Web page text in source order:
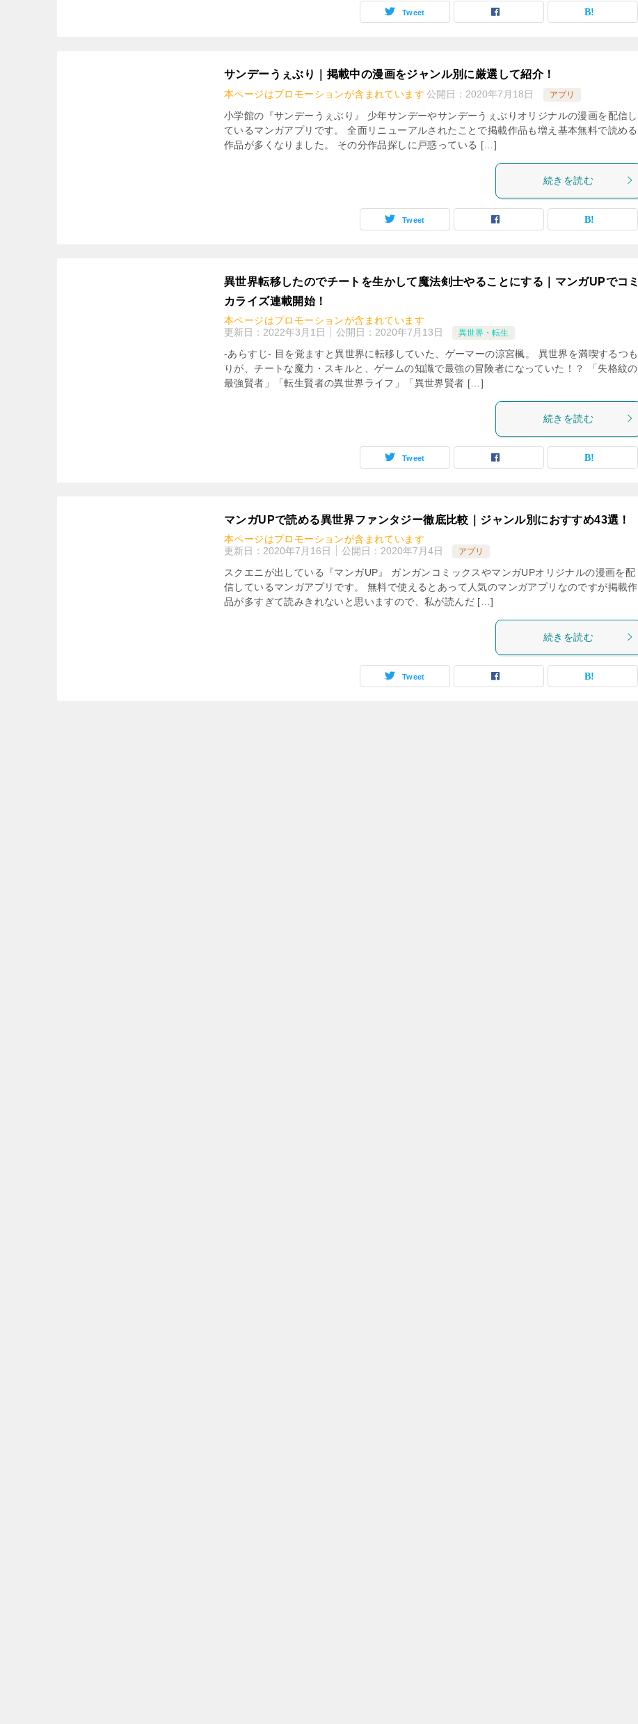
Tweet
サンデーうぇぶり｜掲載中の漫画をジャンル別に厳選して紹介！
本ページはプロモーションが含まれています 公開日： 2020年7月18日 アプリ
小学館の『サンデーうぇぶり』 少年サンデーやサンデーうぇぶりオリジナルの漫画を配信し
ているマンガアプリです。 全面リニューアルされたことで掲載作品も増え基本無料で読める
作品が多くなりました。 その分作品探しに戸惑っている […]
続きを読む
Tweet
異世界転移したのでチートを生かして魔法剣士やることにする｜マンガUPでコミ
カライズ連載開始！
本ページはプロモーションが含まれています
更新日： 2022年3月1日 公開日： 2020年7月13日 異世界・転生
-あらすじ- 目を覚ますと異世界に転移していた、ゲーマーの涼宮楓。 異世界を満喫するつも
りが、チートな魔力・スキルと、ゲームの知識で最強の冒険者になっていた！？ 「失格紋の
最強賢者」「転生賢者の異世界ライフ」「異世界賢者 […]
続きを読む
Tweet
マンガUPで読める異世界ファンタジー徹底比較｜ジャンル別におすすめ43選！
本ページはプロモーションが含まれています
更新日： 2020年7月16日 公開日： 2020年7月4日 アプリ
スクエニが出している『マンガUP』 ガンガンコミックスやマンガUPオリジナルの漫画を配
信しているマンガアプリです。 無料で使えるとあって人気のマンガアプリなのですが掲載作
品が多すぎて読みきれないと思いますので、私が読んだ […]
続きを読む
Tweet